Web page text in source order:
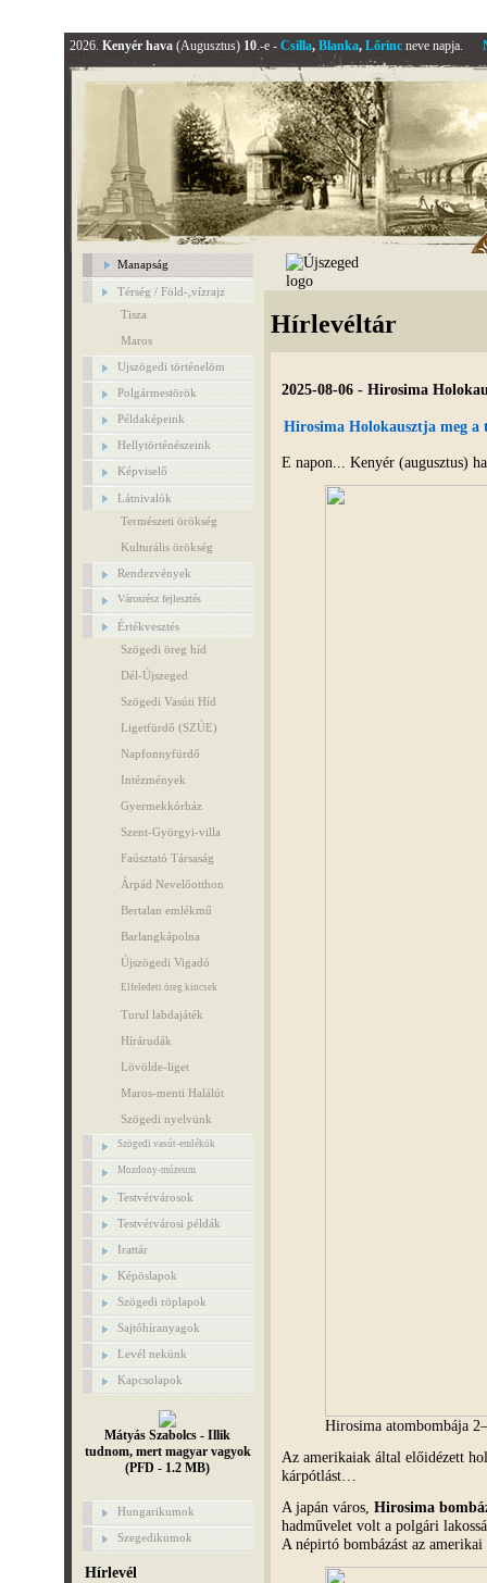
2026. Kenyér hava (Augusztus) 10.-e - Csilla, Blanka, Lőrincneve napja.
Manapság
Térség / Föld-,vízrajz
Tisza
Maros
Ujszögedi történelöm
Polgármestörök
Példaképeink
Hellytörténészeink
Képviselő
Látnivalók
Természeti örökség
Kulturális örökség
Rendezvények
Városrész fejlesztés
Értékvesztés
Szögedi öreg híd
Dél-Újszeged
Szögedi Vasúti Híd
Ligetfürdő (SZÚE)
Napfonnyfürdő
Intézmények
Gyermekkórház
Szent-Györgyi-villa
Faúsztató Társaság
Árpád Nevelőotthon
Bertalan emlékmű
Barlangkápolna
Újszögedi Vigadó
Elfeledett öreg kincsek
Turul labdajáték
Hírárudák
Lövölde-liget
Maros-menti Halálút
Szögedi nyelvünk
Szögedi vasút-emlékök
Mozdony-múzeum
Testvérvárosok
Testvérvárosi példák
Irattár
Képöslapok
Szögedi röplapok
Sajtóhíranyagok
Levél nekünk
Kapcsolapok
Mátyás Szabolcs - Illik
tudnom, mert magyar vagyok
(PFD - 1.2 MB)
Hungarikumok
Szegedikumok
Hírlevél
Hírlevéltár
2025-08-06 - Hirosima
Hirosima Holokausztja meg a
E napon... Kenyér (augusztus)
Hirosima atombombája
Az amerikaiak által előidézett
kárpótlást…
A japán város, Hirosima
hadművelet volt a polgári
A népirtó bombázást az